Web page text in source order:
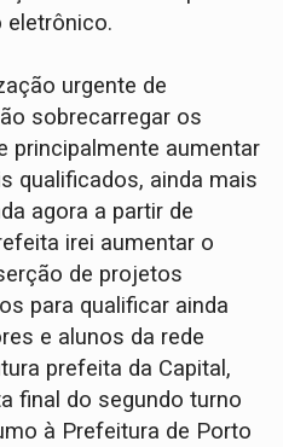
eletrônico.
urgente de
sobrecarregar os
principalmente aumentar
qualificados, ainda mais
agora a partir de
irei aumentar o
de projetos
para qualificar ainda
e alunos da rede
prefeita da Capital,
final do segundo turno
à Prefeitura de Porto